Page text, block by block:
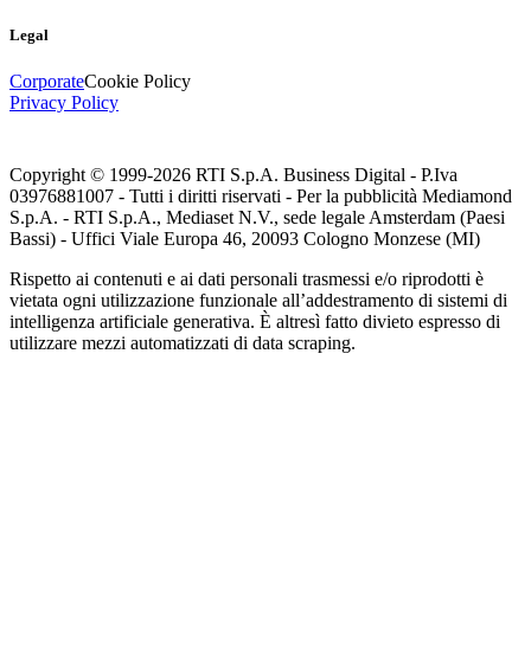
Legal
CorporateCookie Policy
Privacy Policy
Copyright © 1999-2026 RTI S.p.A. Business Digital - P.Iva
03976881007 - Tutti i diritti riservati - Per la pubblicità Mediamond
S.p.A. - RTI S.p.A., Mediaset N.V., sede legale Amsterdam (Paesi
Bassi) - Uffici Viale Europa 46, 20093 Cologno Monzese (MI)
Rispetto ai contenuti e ai dati personali trasmessi e/o riprodotti è
vietata ogni utilizzazione funzionale all’addestramento di sistemi di
intelligenza artificiale generativa. È altresì fatto divieto espresso di
utilizzare mezzi automatizzati di data scraping.